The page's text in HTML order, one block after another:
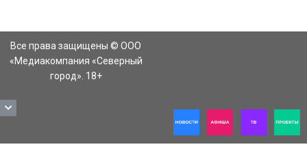
Все права защищены © ООО
«Медиакомпания «Северный
город». 18+